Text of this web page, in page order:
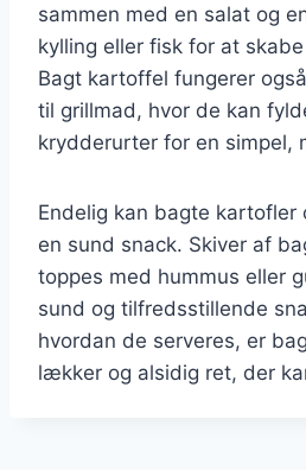
sammen med en salat og
kylling eller fisk for at
Bagt kartoffel fungerer
til grillmad, hvor de kan
krydderurter for en simpel,
Endelig kan bagte kartofler
en sund snack. Skiver af
toppes med hummus eller
sund og tilfredsstillende
hvordan de serveres, er
lækker og alsidig ret, der